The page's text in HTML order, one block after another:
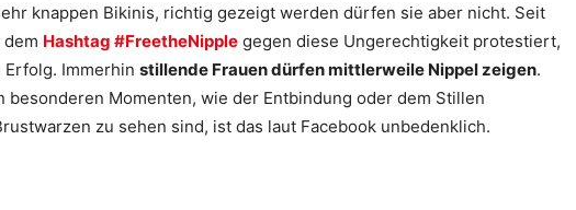
knappen Bikinis, richtig gezeigt werden dürfen sie aber nicht. Seit
Hashtag #FreetheNipple gegen diese Ungerechtigkeit protestiert,
Immerhin stillende Frauen dürfen mittlerweile Nippel zeigen.
besonderen Momenten, wie der Entbindung oder dem Stillen
zu sehen sind, ist das laut Facebook unbedenklich.